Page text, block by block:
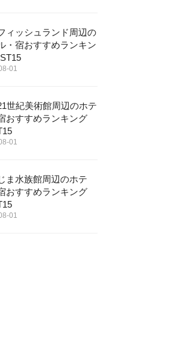
ィッシュランド周辺の
・宿おすすめランキン
01
世紀美術館周辺のホテ
おすすめランキング
01
ま水族館周辺のホテ
おすすめランキング
01